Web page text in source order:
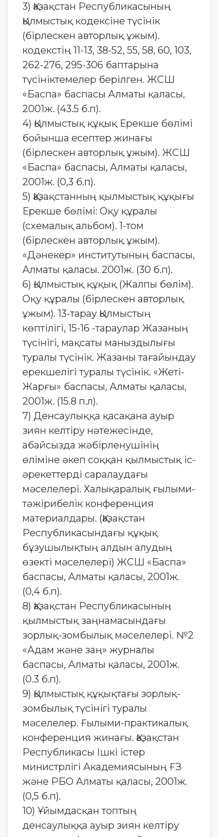
3) Қазақстан Республикасының
Қылмыстық кодексіне түсінік
(бірлескен авторлық ұжым).
кодекстің 11-13, 38-52, 55, 58, 60, 103,
262-276, 295-306 баптарына
түсініктемелер берілген. ЖСШ
«Баспа» баспасы Алматы қаласы,
2001ж. (43.5 б.п).
4) Қылмыстық құқық Ерекше бөлімі
бойынша есептер жинағы
(бірлескен авторлық ұжым). ЖСШ
«Баспа» баспасы, Алматы қаласы,
2001ж. (0,3 б.п).
5) Қазақстанның қылмыстық құқығы
Ерекше бөлімі: Оқу құралы
(схемалық альбом). 1-том
(бірлескен авторлық ұжым).
«Дәнекер» институтының баспасы,
Алматы қаласы. 2001ж. (30 б.п).
6) Қылмыстық құқық (Жалпы бөлім).
Оқу құралы (бірлескен авторлық
ұжым). 13-тарау Қылмыстың
көптілігі, 15-16 -тараулар Жазаның
түсінігі, мақсаты маныздылығы
туралы түсінік. Жазаны тағайындау
ерекшелігі туралы түсінік. «Жеті-
Жарғы» баспасы, Алматы қаласы,
2001ж. (15.8 п.л).
7) Денсаулыққа қасақана ауыр
зиян келтiру нәтежесінде,
абайсызда жәбiрленушiнiң
өліміне әкеп соққан қылмыстық іс-
әрекеттерді саралаудағы
мәселелері. Халықаралық ғылыми-
тәжірибелік конференция
материалдары. (Қазақстан
Республикасындағы құқық
бұзушылықтың алдын алудың
өзекті мәселелері) ЖСШ «Баспа»
баспасы, Алматы қаласы, 2001ж.
(0,4 б.п).
8) Қазақстан Республикасының
қылмыстық заңнамасындағы
зорлық-зомбылық мәселелері. №2
«Адам және заң» журналы
баспасы, Алматы қаласы, 2001ж.
(0.3 б.п).
9) Қылмыстық құқықтағы зорлық-
зомбылық түсінігі туралы
мәселелер. Ғылыми-практикалық
конференция жинағы. Қазақстан
Республикасы Ішкі істер
министрлігі Академиясының ҒЗ
және РБО Алматы қаласы, 2001ж.
(0,5 б.п).
10) Ұйымдасқан топтың
денсаулыққа ауыр зиян келтіру